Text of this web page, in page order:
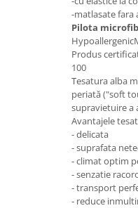
-matlasate fara
Pilota
Produs
100
Tesatura alba
periată ("soft
supravietuire a
Avantajele
- delicata
- suprafata
- climat optim
- senzatie
- transport
- reduce